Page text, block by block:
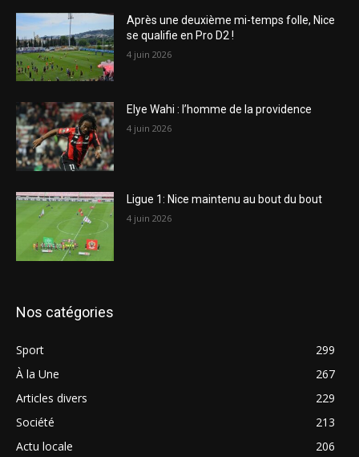
Après une deuxième mi-temps folle, Nice
se qualifie en Pro D2 !
4 juin 2026
Elye Wahi : l’homme de la providence
4 juin 2026
Ligue 1: Nice maintenu au bout du bout
4 juin 2026
Nos catégories
Sport
299
À la Une
267
Articles divers
229
Société
213
Actu locale
206